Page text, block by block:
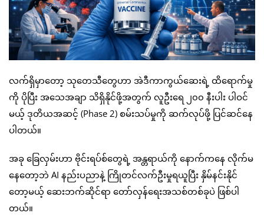
လက်ရှိမှာတော့ သုတေသီတွေဟာ အဲဒီကာကွယ်ဆေးရဲ့ ထိရောက်မှု
ကို ပိုပြီး အသေအချာ သိရှိနိုင်ဖို့အတွက် လူဦးရေ ၂၀၀ နီးပါး ပါဝင်
မယ့် ဒုတိယအဆင့် (Phase 2) စမ်းသပ်မှုကို ဆက်လုပ်ဖို့ ပြင်ဆင်နေ
ပါတယ်။
အခု ခြေလှမ်းဟာ ဗိုင်းရပ်စ်တွေရဲ့ အန္တရာယ်ကို နောက်ကနေ လိုက်မ
နေတော့ဘဲ AI နည်းပညာနဲ့ ကြိုတင်လက်ဦးမှုရယူပြီး နှိမ်နင်းနိုင်
တော့မယ့် ဆေးဘက်ဆိုင်ရာ တော်လှန်ရေးအသစ်တစ်ခုပဲ ဖြစ်ပါ
တယ်။